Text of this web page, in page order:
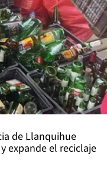
de Llanquihue
expande el reciclaje